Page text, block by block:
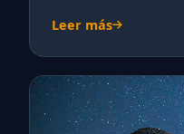
Leer más